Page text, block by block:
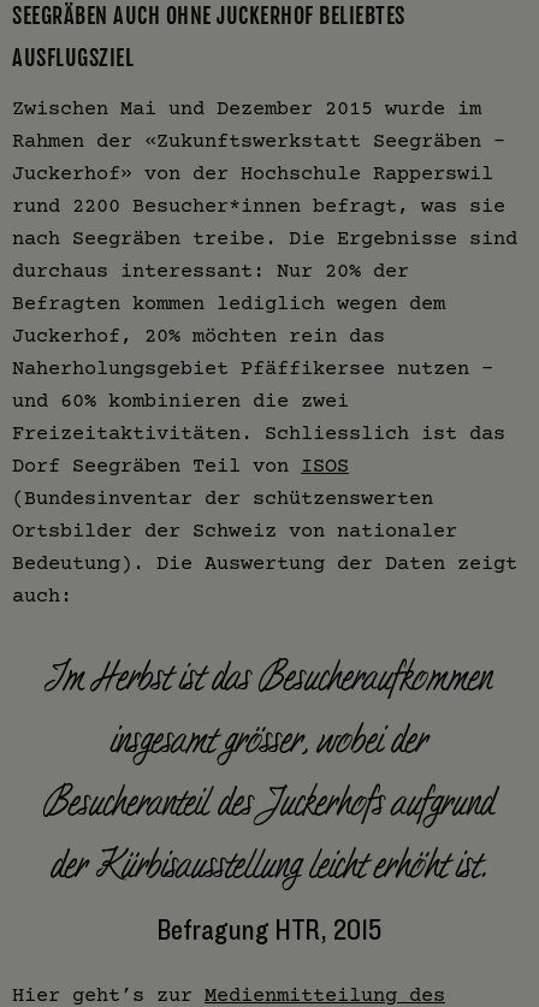
SEEGRÄBEN AUCH OHNE JUCKERHOF BELIEBTES
AUSFLUGSZIEL
Zwischen Mai und Dezember 2015 wurde im
Rahmen der «Zukunftswerkstatt Seegräben –
Juckerhof» von der Hochschule Rapperswil
rund 2200 Besucher*innen befragt, was sie
nach Seegräben treibe. Die Ergebnisse sind
durchaus interessant: Nur 20% der
Befragten kommen lediglich wegen dem
Juckerhof, 20% möchten rein das
Naherholungsgebiet Pfäffikersee nutzen -
und 60% kombinieren die zwei
Freizeitaktivitäten. Schliesslich ist das
Dorf Seegräben Teil von
ISOS
(Bundesinventar der schützenswerten
Ortsbilder der Schweiz von nationaler
Bedeutung). Die Auswertung der Daten zeigt
auch:
Im Herbst ist das Besucheraufkommen
insgesamt grösser, wobei der
Besucheranteil des Juckerhofs aufgrund
der Kürbisausstellung leicht erhöht ist.
Befragung HTR, 2015
Hier geht’s zur Medienmitteilung des